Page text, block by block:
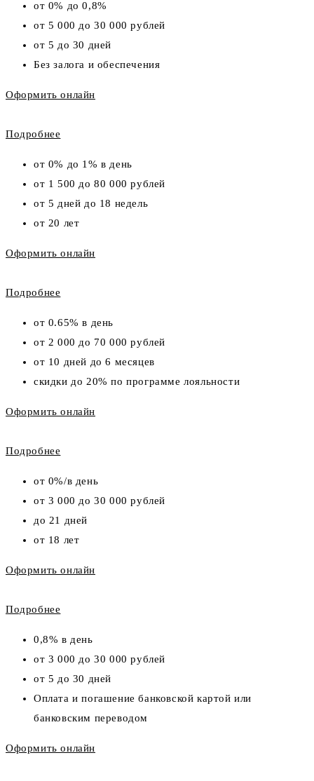
от 0% до 0,8%
от 5 000 до 30 000 рублей
от 5 до 30 дней
Без залога и обеспечения
Оформить онлайн
Подробнее
от 0% до 1% в день
от 1 500 до 80 000 рублей
от 5 дней до 18 недель
от 20 лет
Оформить онлайн
Подробнее
от 0.65% в день
от 2 000 до 70 000 рублей
от 10 дней до 6 месяцев
скидки до 20% по программе лояльности
Оформить онлайн
Подробнее
от 0%/в день
от 3 000 до 30 000 рублей
до 21 дней
от 18 лет
Оформить онлайн
Подробнее
0,8% в день
от 3 000 до 30 000 рублей
от 5 до 30 дней
Оплата и погашение банковской картой или
банковским переводом
Оформить онлайн